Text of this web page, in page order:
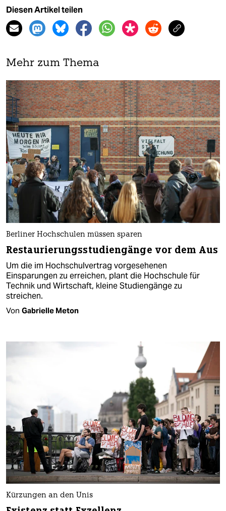
Diesen Artikel teilen
Mehr zum Thema
Berliner Hochschulen müssen sparen
Restaurierungsstudiengänge vor dem Aus
Um die im Hochschulvertrag vorgesehenen
Einsparungen zu erreichen, plant die Hochschule für
Technik und Wirtschaft, kleine Studiengänge zu
streichen.
Von Gabrielle Meton
Kürzungen an den Unis